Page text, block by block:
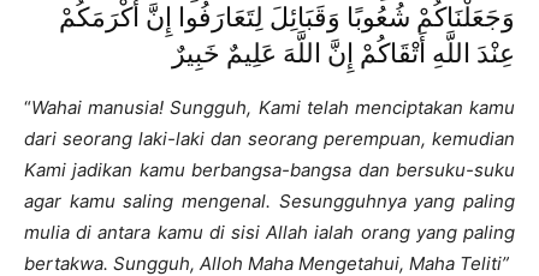
وَجَعَلْنَاكُمْ شُعُوبًا وَقَبَائِلَ لِتَعَارَفُوا إِنَّ أَكْرَمَكُمْ
عِنْدَ اللَّهِ أَتْقَاكُمْ إِنَّ اللَّهَ عَلِيمٌ خَبِيرٌ
“Wahai manusia! Sungguh, Kami telah menciptakan kamu
dari seorang laki-laki dan seorang perempuan, kemudian
Kami jadikan kamu berbangsa-bangsa dan bersuku-suku
agar kamu saling mengenal. Sesungguhnya yang paling
mulia di antara kamu di sisi Allah ialah orang yang paling
bertakwa. Sungguh, Alloh Maha Mengetahui, Maha Teliti”